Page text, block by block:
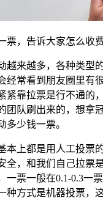
票，告诉大家怎么收
越来越多，各种类型
经常看到朋友圈里有
紧靠拉票是行不通的
团队刷出来的，想拿
多少钱一票。
本上都是用人工投票
全，和我们自己拉票
一票一般在0.1-0.3一
种方式是机器投票，